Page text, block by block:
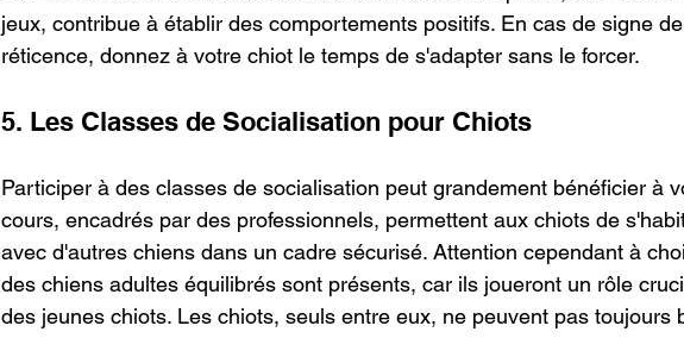
jeux, contribue à établir des comportements positifs. En cas de signe
réticence, donnez à votre chiot le temps de s'adapter sans le forcer.
5. Les Classes de Socialisation pour Chiots
Participer à des classes de socialisation peut grandement bénéficier à
cours, encadrés par des professionnels, permettent aux chiots de
avec d'autres chiens dans un cadre sécurisé. Attention cependant à
des chiens adultes équilibrés sont présents, car ils joueront un rôle
des jeunes chiots. Les chiots, seuls entre eux, ne peuvent pas toujours